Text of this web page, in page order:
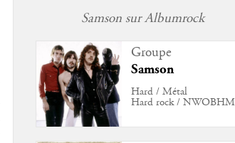
Samson sur Albumrock
Groupe
Samson
Hard / Métal
Hard rock / NWOBHM